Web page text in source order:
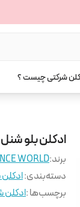
شرکتی چیست ؟
ادکلن بلو شنل
برند:WORLD
دسته‌بندی:
برچسب‌ها :ادکلن